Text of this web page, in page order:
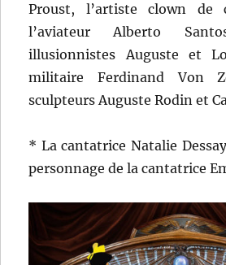
Proust, l’artiste clown de
l’aviateur Alberto
illusionnistes Auguste et
militaire Ferdinand Von
sculpteurs Auguste Rodin et
* La cantatrice Natalie
personnage de la cantatrice